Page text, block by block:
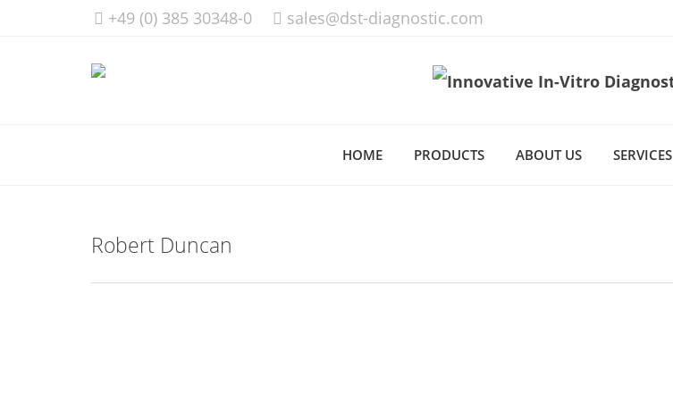
+49 (0) 385 30348-0 sales@dst-diagnostic.com
HOME PRODUCTS ABOUT US SERVICES
Robert Duncan